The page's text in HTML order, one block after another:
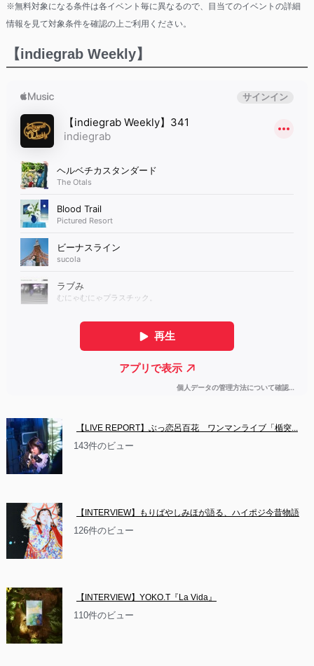
※無料対象になる条件は各イベント毎に異なるので、目当てのイベントの詳細
情報を見て対象条件を確認の上ご利用ください。
【indiegrab Weekly】
【LIVE REPORT】ぶっ恋呂百花　ワンマンライブ「楯突...
143件のビュー
【INTERVIEW】もりばやしみほが語る、ハイポジ今昔物語
126件のビュー
【INTERVIEW】YOKO.T『La Vida』
110件のビュー